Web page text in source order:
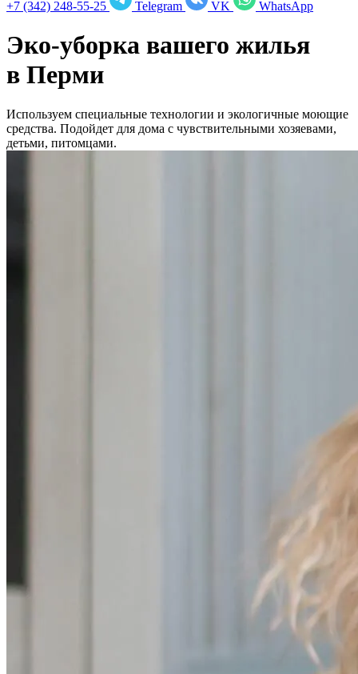
+7 (342) 248-55-25 Telegram VK WhatsApp
Эко-уборка вашего жилья
в Перми
Используем специальные технологии и экологичные моющие
средства. Подойдет для дома с чувствительными хозяевами,
детьми, питомцами.